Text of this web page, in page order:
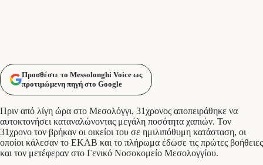
Προσθέστε το Messolonghi Voice ως
προτιμώμενη πηγή στο Google
Πριν από λίγη ώρα στο Μεσολόγγι, 31χρονος αποπειράθηκε να
αυτοκτονήσει καταναλώνοντας μεγάλη ποσότητα χαπιών. Τον
31χρονο τον βρήκαν οι οικείοι του σε ημιλιπόθυμη κατάσταση, οι
οποίοι κάλεσαν το ΕΚΑΒ και το πλήρωμα έδωσε τις πρώτες βοήθειες
και τον μετέφεραν στο Γενικό Νοσοκομείο Μεσολογγίου.